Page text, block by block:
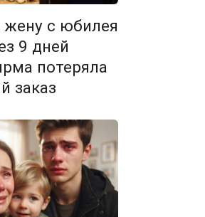
с юбилея
9 дней
потеряла
заказ